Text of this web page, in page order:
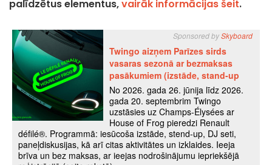
palīdzētus elementus,vairāk informācijas šeit.